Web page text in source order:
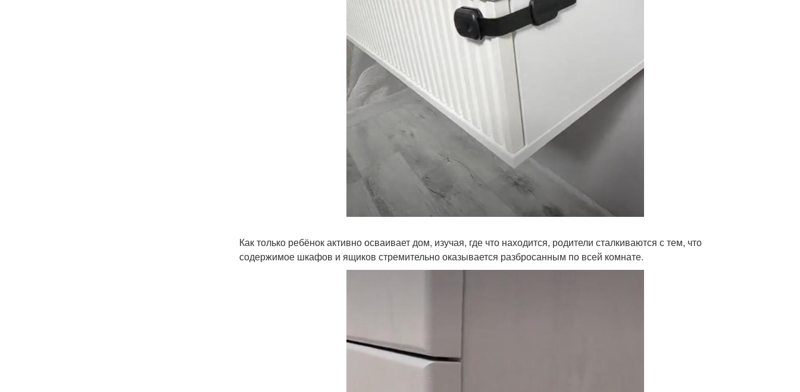
Как только ребёнок активно осваивает дом, изучая, где что находится, родители сталкиваются с тем, что
содержимое шкафов и ящиков стремительно оказывается разбросанным по всей комнате.